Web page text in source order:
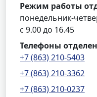
Режим работы
понедельник-
с 9.00 до 16.45
Телефоны
+7 (863) 210-5403
+7 (863) 210-3362
+7 (863) 210-0237